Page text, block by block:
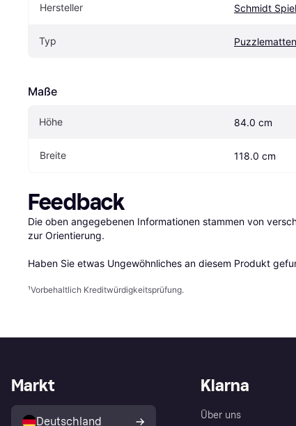
Hersteller Schmidt
Typ Puzzlematten
Maße
Höhe 84.0 cm
Breite 118.0 cm
Feedback
Die oben angegebenen Informationen stammen von
zur Orientierung.
Haben Sie etwas Ungewöhnliches an diesem Produkt
¹Vorbehaltlich Kreditwürdigkeitsprüfung.
Klarna
Über uns
Markt
Deutschland